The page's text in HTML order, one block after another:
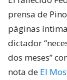
prensa de
páginas
dictador
dos meses”
nota de El